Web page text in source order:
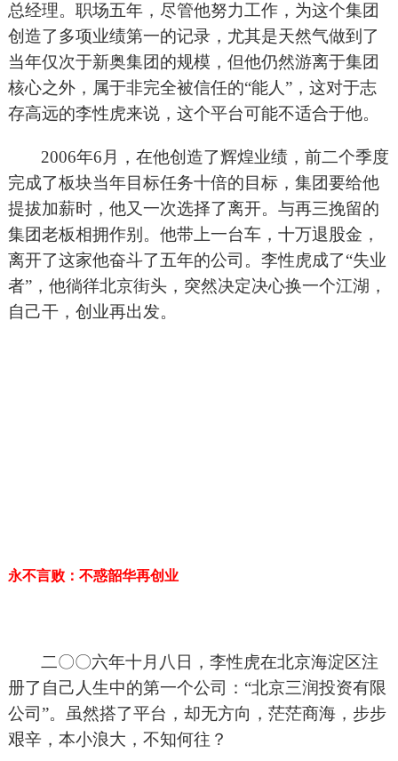
总经理。职场五年，尽管他努力工作，为这个集团
创造了多项业绩第一的记录，尤其是天然气做到了
当年仅次于新奥集团的规模，但他仍然游离于集团
核心之外，属于非完全被信任的“能人”，这对于志
存高远的李性虎来说，这个平台可能不适合于他。
2006年6月，在他创造了辉煌业绩，前二个季度
完成了板块当年目标任务十倍的目标，集团要给他
提拔加薪时，他又一次选择了离开。与再三挽留的
集团老板相拥作别。他带上一台车，十万退股金，
离开了这家他奋斗了五年的公司。李性虎成了“失业
者”，他徜徉北京街头，突然决定决心换一个江湖，
自己干，创业再出发。
永不言败：不惑韶华再创业
二〇〇六年十月八日，李性虎在北京海淀区注
册了自己人生中的第一个公司：“北京三润投资有限
公司”。虽然搭了平台，却无方向，茫茫商海，步步
艰辛，本小浪大，不知何往？